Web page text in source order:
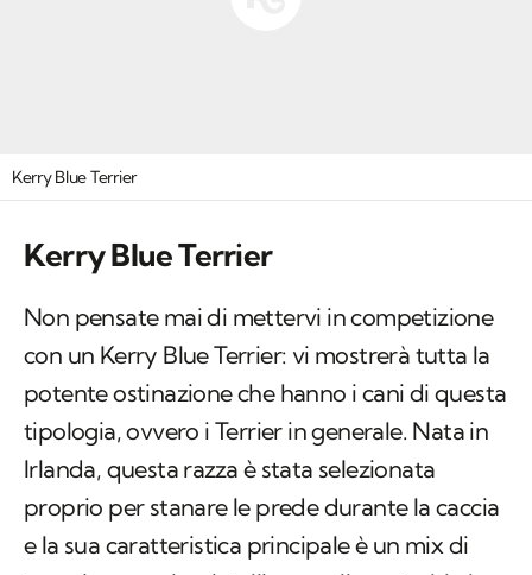
Kerry Blue Terrier
Kerry Blue Terrier
Non pensate mai di mettervi in competizione
con un Kerry Blue Terrier: vi mostrerà tutta la
potente ostinazione che hanno i cani di questa
tipologia, ovvero i Terrier in generale. Nata in
Irlanda, questa razza è stata selezionata
proprio per stanare le prede durante la caccia
e la sua caratteristica principale è un mix di